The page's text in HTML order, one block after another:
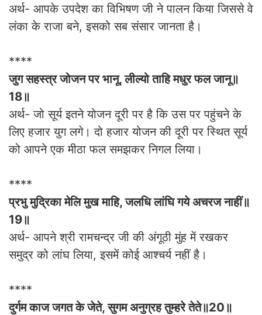
अर्थ- आपके उपदेश का विभिषण जी ने पालन किया जिससे वे
लंका के राजा बने, इसको सब संसार जानता है।
****
जुग सहस्त्र जोजन पर भानू, लील्यो ताहि मधुर फल जानू॥
18॥
अर्थ- जो सूर्य इतने योजन दूरी पर है कि उस पर पहुंचने के
लिए हजार युग लगे। दो हजार योजन की दूरी पर स्थित सूर्य
को आपने एक मीठा फल समझकर निगल लिया।
****
प्रभु मुद्रिका मेलि मुख माहि, जलधि लांघि गये अचरज नाहीं॥
19॥
अर्थ- आपने श्री रामचन्द्र जी की अंगूठी मुंह में रखकर
समुद्र को लांघ लिया, इसमें कोई आश्चर्य नहीं है।
****
दुर्गम काज जगत के जेते, सुगम अनुग्रह तुम्हरे तेते॥20॥